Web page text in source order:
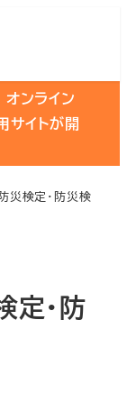
ンライン
サイトが開
災検定・防災検
定・防